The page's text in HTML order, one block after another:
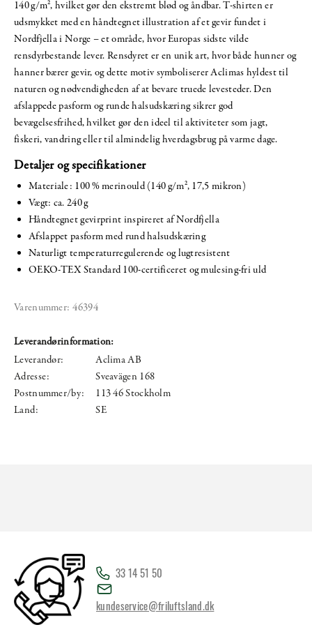
140 g/m², hvilket gør den ekstremt blød og åndbar. T-shirten er
udsmykket med en håndtegnet illustration af et gevir fundet i
Nordfjella i Norge – et område, hvor Europas sidste vilde
rensdyrbestande lever. Rensdyret er en unik art, hvor både hunner og
hanner bærer gevir, og dette motiv symboliserer Aclimas hyldest til
naturen og nødvendigheden af at bevare truede levesteder. Den
afslappede pasform og runde halsudskæring sikrer god
bevægelsesfrihed, hvilket gør den ideel til aktiviteter som jagt,
fiskeri, vandring eller til almindelig hverdagsbrug på varme dage.
Detaljer og specifikationer
Materiale: 100 % merinould (140 g/m², 17,5 mikron)
Vægt: ca. 240 g
Håndtegnet gevirprint inspireret af Nordfjella
Afslappet pasform med rund halsudskæring
Naturligt temperaturregulerende og lugtresistent
OEKO-TEX Standard 100-certificeret og mulesing-fri uld
Varenummer: 46394
Leverandørinformation:
Leverandør:
Aclima AB
Adresse:
Sveavägen 168
Postnummer/by:
113 46 Stockholm
Land:
SE
33 14 51 50
kundeservice@friluftsland.dk